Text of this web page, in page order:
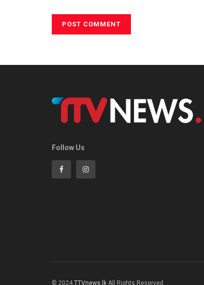
Follow Us
© 2024 TTVnews.lk All Rights Reserved